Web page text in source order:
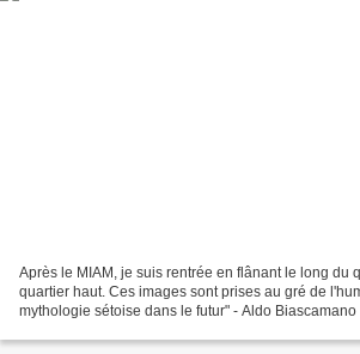
Après le MIAM, je suis rentrée en flânant le long du
quartier haut. Ces images sont prises au gré de
mythologie sétoise dans le futur" - Aldo Biascamano Madone du Quartier